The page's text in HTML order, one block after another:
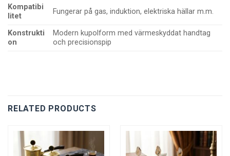
Kompatibi
litet
Fungerar på gas, induktion, elektriska hällar m.m.
Konstrukti
on
Modern kupolform med värmeskyddat handtag
och precisionspip
RELATED PRODUCTS